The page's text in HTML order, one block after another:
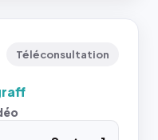
Téléconsultation